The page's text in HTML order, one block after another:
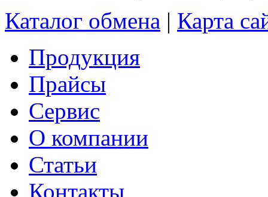
Каталог обмена | Карта
Продукция
Прайсы
Сервис
О компании
Статьи
Контакты